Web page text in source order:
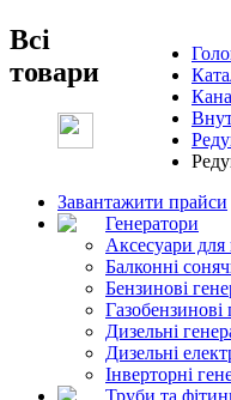
Всі
товари
Завантажити прайси
Генератори
Аксесуари для
Балконні
Бензинові
Газобензинові
Дизельні
Дизельні
Інверторні
Труби та